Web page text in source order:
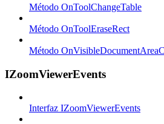
Método OnToolChangeTable
Método OnToolEraseRect
Método
IZoomViewerEvents
Interfaz IZoomViewerEvents